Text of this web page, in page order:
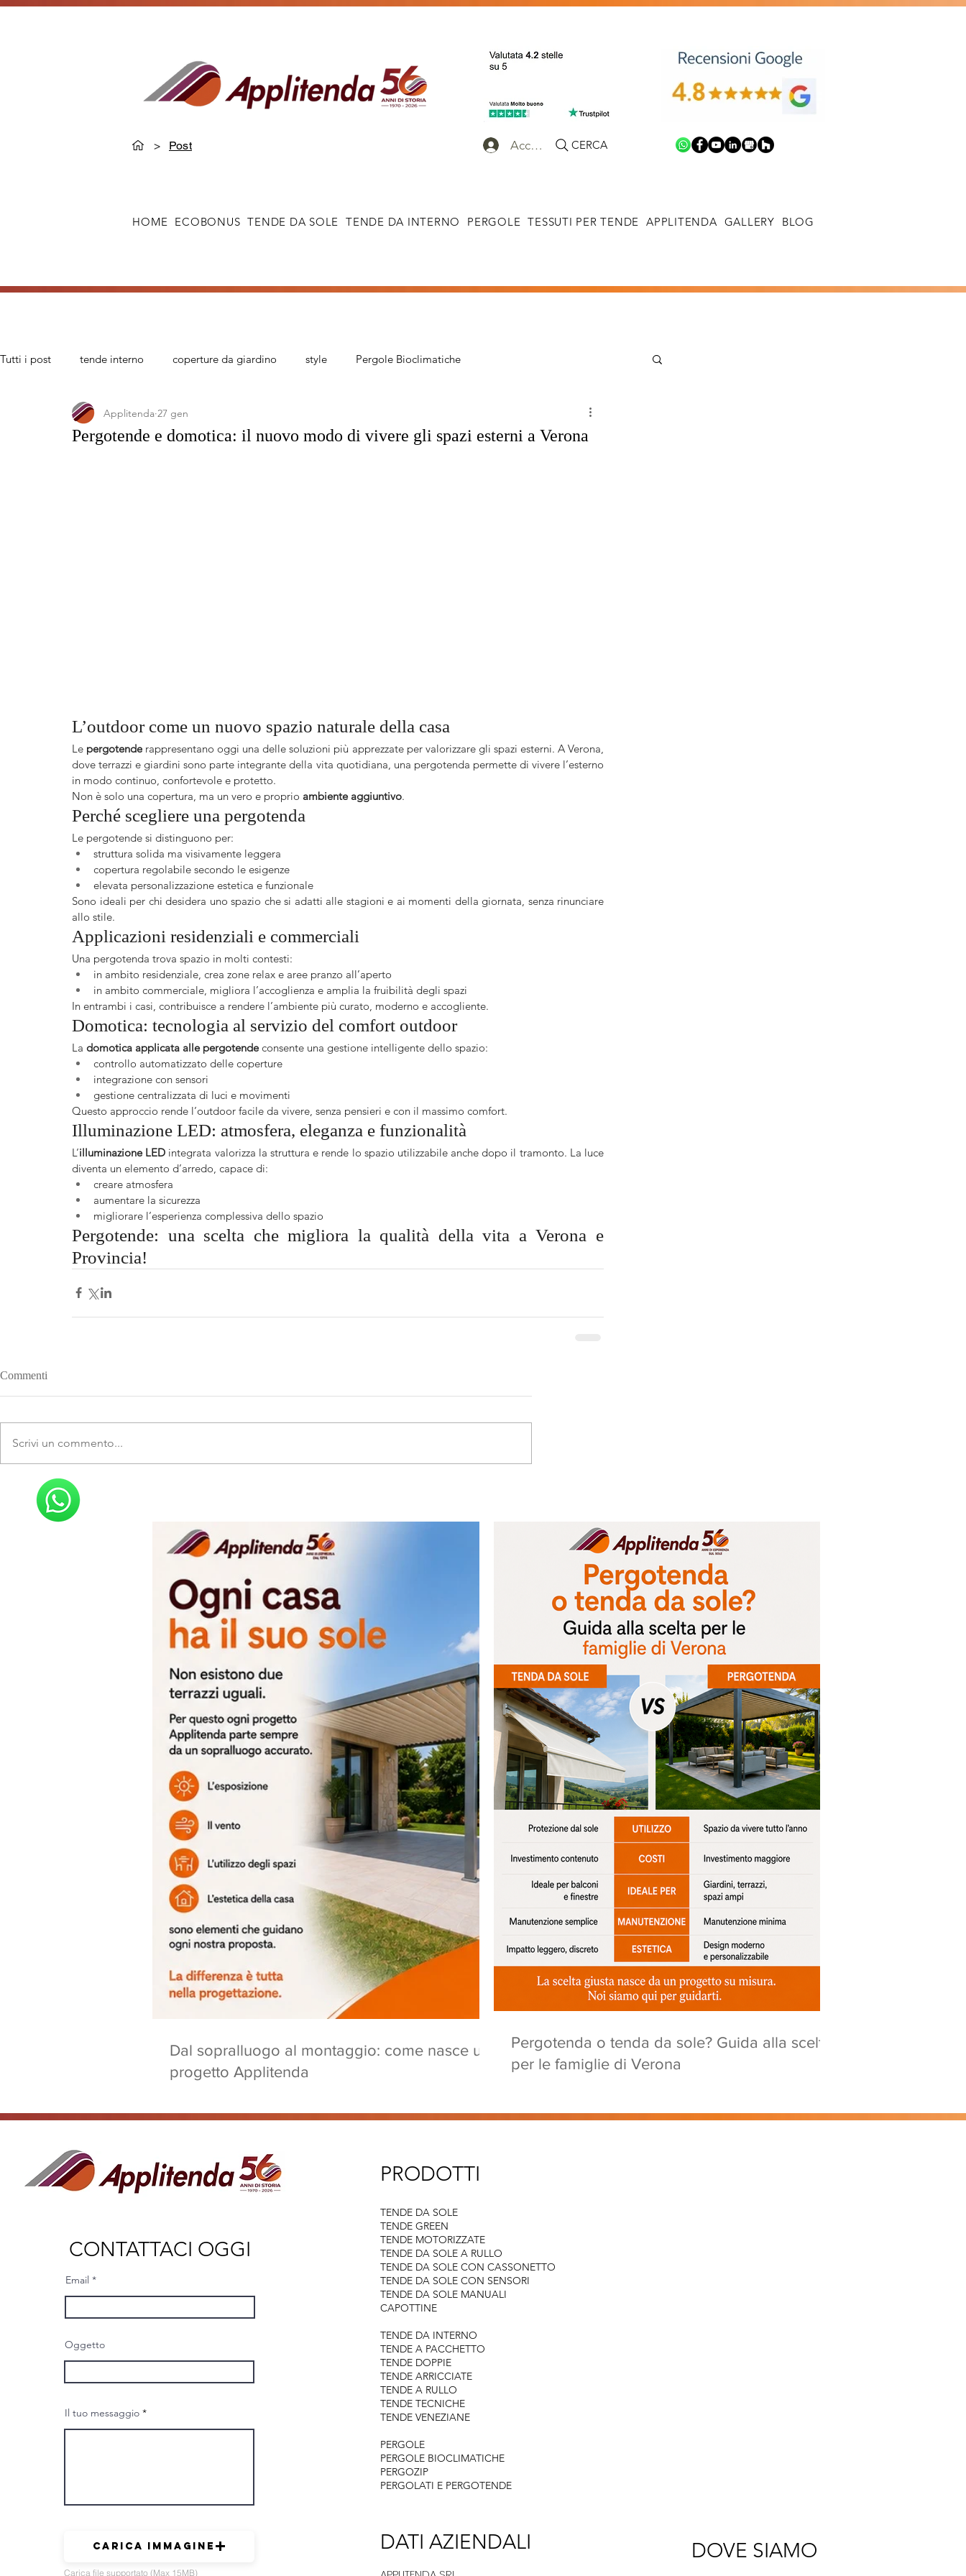
> Post Accedi CERCA
HOME ECOBONUS TENDE DA SOLE TENDE DA INTERNO PERGOLE TESSUTI PER TENDE APPLITENDA GALLERY BLOG
Tutti i post tende interno coperture da giardino style Pergole Bioclimatiche
tende da sole verona e provincia
Pergotende e domotica: il nuovo modo di vivere gli spazi esterni a Verona
Applitenda 27 gen
L’outdoor come un nuovo spazio naturale della casa
Le pergotende rappresentano oggi una delle soluzioni più apprezzate per valorizzare gli spazi esterni. A Verona,
dove terrazzi e giardini sono parte integrante della vita quotidiana, una pergotenda permette di vivere l’esterno
in modo continuo, confortevole e protetto.
Non è solo una copertura, ma un vero e proprio ambiente aggiuntivo.
Perché scegliere una pergotenda
Le pergotende si distinguono per:
struttura solida ma visivamente leggera
copertura regolabile secondo le esigenze
elevata personalizzazione estetica e funzionale
Sono ideali per chi desidera uno spazio che si adatti alle stagioni e ai momenti della giornata, senza rinunciare
allo stile.
Applicazioni residenziali e commerciali
Una pergotenda trova spazio in molti contesti:
in ambito residenziale, crea zone relax e aree pranzo all’aperto
in ambito commerciale, migliora l’accoglienza e amplia la fruibilità degli spazi
In entrambi i casi, contribuisce a rendere l’ambiente più curato, moderno e accogliente.
Domotica: tecnologia al servizio del comfort outdoor
La domotica applicata alle pergotende consente una gestione intelligente dello spazio:
controllo automatizzato delle coperture
integrazione con sensori
gestione centralizzata di luci e movimenti
Questo approccio rende l’outdoor facile da vivere, senza pensieri e con il massimo comfort.
Illuminazione LED: atmosfera, eleganza e funzionalità
L’illuminazione LED integrata valorizza la struttura e rende lo spazio utilizzabile anche dopo il tramonto. La luce
diventa un elemento d’arredo, capace di:
creare atmosfera
aumentare la sicurezza
migliorare l’esperienza complessiva dello spazio
Pergotende: una scelta che migliora la qualità della vita a Verona e
Provincia!
Commenti
Scrivi un commento...
Dal sopralluogo al montaggio: come nasce un
progetto Applitenda
Pergotenda o tenda da sole? Guida alla scelta
per le famiglie di Verona
CONTATTACI OGGI
Email
Oggetto
Il tuo messaggio
Carica immagine
Carica file supportato (Max 15MB)
PRODOTTI
TENDE DA SOLE
TENDE GREEN
TENDE MOTORIZZATE
TENDE DA SOLE A RULLO
TENDE DA SOLE CON CASSONETTO
TENDE DA SOLE CON SENSORI
TENDE DA SOLE MANUALI
CAPOTTINE
TENDE DA INTERNO
TENDE A PACCHETTO
TENDE DOPPIE
TENDE ARRICCIATE
TENDE A RULLO
TENDE TECNICHE
TENDE VENEZIANE
PERGOLE
PERGOLE BIOCLIMATICHE
PERGOZIP
PERGOLATI E PERGOTENDE
DATI AZIENDALI DOVE SIAMO